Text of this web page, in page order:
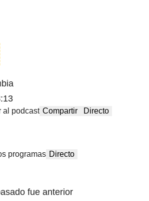
al podcast Compartir Directo
programas Directo
fue anterior